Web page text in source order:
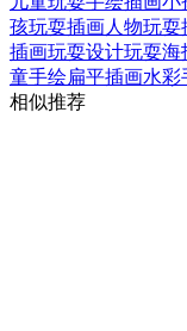
孩玩耍插画人物玩耍
插画玩耍设计玩耍海
童手绘扁平插画水彩
相似推荐